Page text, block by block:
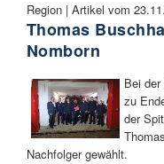
Region | Artikel vom
Thomas
Nomborn
Bei
zu
der
Nachfolger gewählt.